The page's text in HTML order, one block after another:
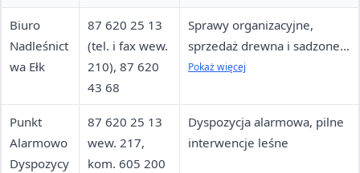
Biuro
Nadleśnict
wa Ełk
87 620 25 13
(tel. i fax wew.
210), 87 620
43 68
Sprawy organizacyjne,
sprzedaż drewna i sadzonek,
edukacja leśna, umawianie
Pokaż więcej
Punkt
Alarmowo
Dyspozycy
87 620 25 13
wew. 217,
kom. 605 200
Dyspozycja alarmowa, pilne
interwencje leśne